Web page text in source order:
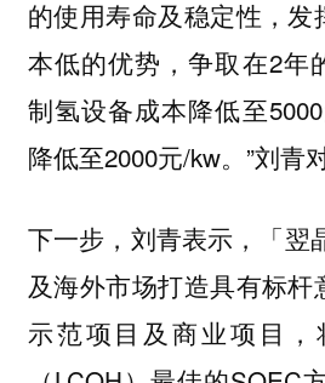
的使用寿命及稳定性，发
本低的优势，争取在2年
制氢设备成本降低至
降低至2000元/kw。”刘青
下一步，刘青表示，「翌
及海外市场打造具有标杆
示范项目及商业项目